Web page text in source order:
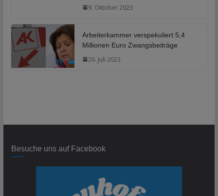
9. Oktober 2023
Arbeiterkammer verspekuliert 5,4
Millionen Euro Zwangsbeiträge
26. Juli 2023
Besuche uns auf Facebook